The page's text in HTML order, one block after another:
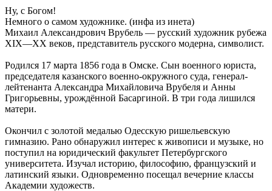
Ну, с Богом!
Немного о самом художнике. (инфа из инета)
Михаил Александрович Врубель — русский художник рубежа
XIX—XX веков, представитель русского модерна, символист.
Родился 17 марта 1856 года в Омске. Сын военного юриста,
председателя казанского военно-окружного суда, генерал-
лейтенанта Александра Михайловича Врубеля и Анны
Григорьевны, урождённой Басаргиной. В три года лишился
матери.
Окончил с золотой медалью Одесскую ришельевскую
гимназию. Рано обнаружил интерес к живописи и музыке, но
поступил на юридический факультет Петербургского
университета. Изучал историю, философию, французский и
латинский языки. Одновременно посещал вечерние классы
Академии художеств.